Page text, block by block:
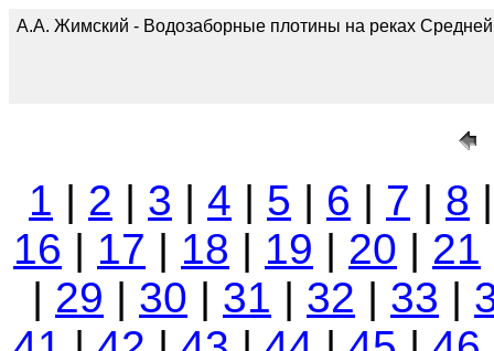
А.А. Жимский - Водозаборные плотины на реках
1 | 2 | 3 | 4 | 5 | 6 | 7 | 8
16 | 17 | 18 | 19 | 20 | 21
| 29 | 30 | 31 | 32 | 33 |